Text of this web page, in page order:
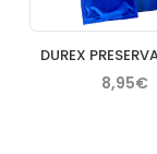
8,95€